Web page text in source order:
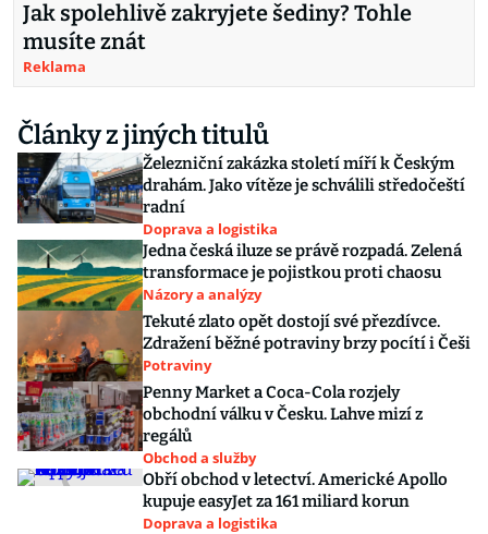
Jak spolehlivě zakryjete šediny? Tohle
musíte znát
Reklama
Články z jiných titulů
Železniční zakázka století míří k Českým
drahám. Jako vítěze je schválili středočeští
radní
Doprava a logistika
Jedna česká iluze se právě rozpadá. Zelená
transformace je pojistkou proti chaosu
Názory a analýzy
Tekuté zlato opět dostojí své přezdívce.
Zdražení běžné potraviny brzy pocítí i Češi
Potraviny
Penny Market a Coca-Cola rozjely
obchodní válku v Česku. Lahve mizí z
regálů
Obchod a služby
Obří obchod v letectví. Americké Apollo
kupuje easyJet za 161 miliard korun
Doprava a logistika